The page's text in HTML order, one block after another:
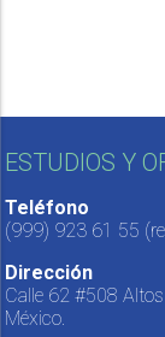
ESTUDIOS Y
Teléfono
(999) 923 61 55
Dirección
Calle 62 #508
México.